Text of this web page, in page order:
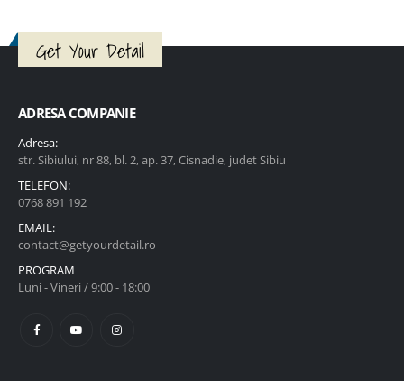
Get Your Detail
ADRESA COMPANIE
Adresa:
str. Sibiului, nr 88, bl. 2, ap. 37, Cisnadie, judet Sibiu
TELEFON:
0768 891 192
EMAIL:
contact@getyourdetail.ro
PROGRAM
Luni - Vineri / 9:00 - 18:00